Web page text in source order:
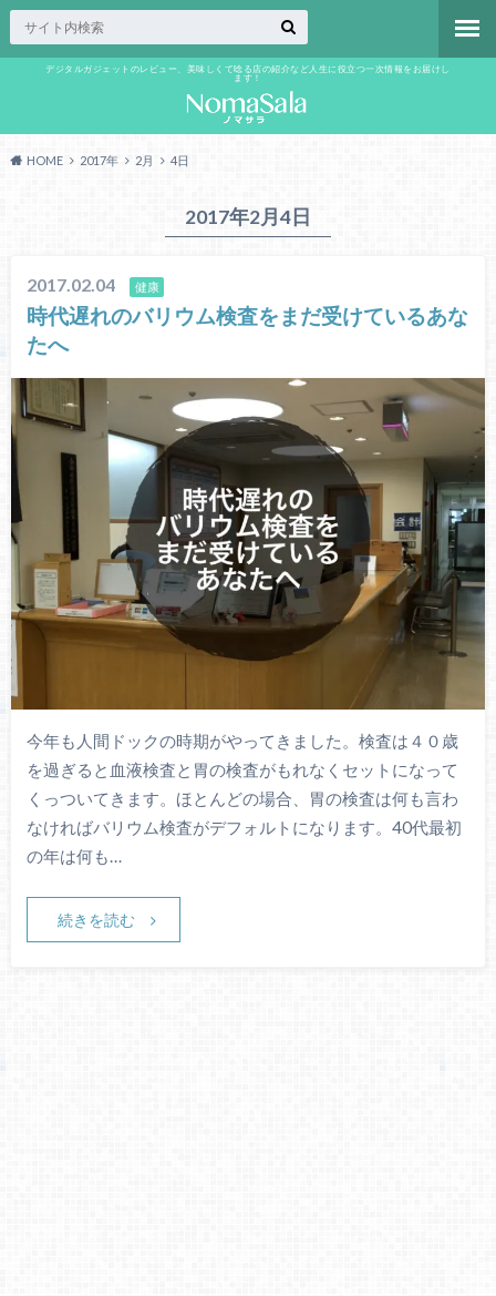
デジタルガジェットのレビュー、美味しくて唸る店の紹介など人生に役立つ一次情報をお届けし
ます！
HOME 2017年 2月 4日
2017年2月4日
2017.02.04 健康
時代遅れのバリウム検査をまだ受けているあな
たへ
今年も人間ドックの時期がやってきました。検査は４０歳
を過ぎると血液検査と胃の検査がもれなくセットになって
くっついてきます。ほとんどの場合、胃の検査は何も言わ
なければバリウム検査がデフォルトになります。40代最初
の年は何も…
続きを読む